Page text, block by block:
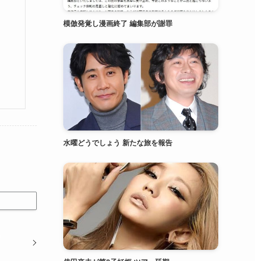
模倣発覚し漫画終了 編集部が謝罪
水曜どうでしょう 新たな旅を報告